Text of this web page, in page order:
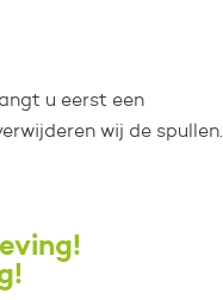
u eerst een
wij de spullen.